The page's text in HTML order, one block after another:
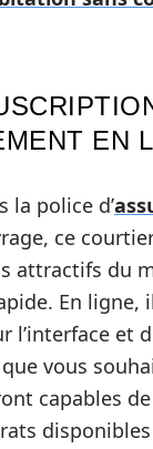
EN
la police d’
ce
attractifs du
En ligne,
l’interface et
vous
capables